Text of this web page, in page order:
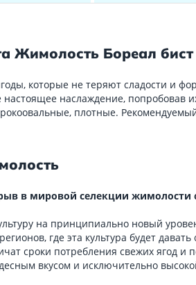
Жимолость Бореал бист
которые не теряют сладости и
настоящее наслаждение, попробовав
плотные.
в мировой селекции жимолости
на принципиально новый
где эта культура будет
сроки потребления свежих ягод и
вкусом и исключительно